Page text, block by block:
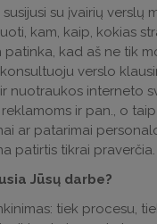
su įvairių verslų
kam, kaip, kokias
patinka, kad aš ne tik
verslo
nuotraukos interneto
ir pan., o
ar patarimai
patirtis tikrai praverčia.
Jūsų darbe?
tiek procesu,